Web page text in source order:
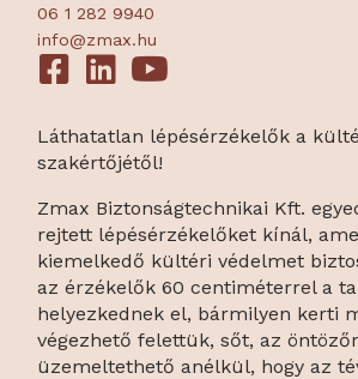
06 1 282 9940
info@zmax.hu
Láthatatlan lépésérzékelők a
szakértőjétől!
Zmax Biztonságtechnikai Kft.
rejtett lépésérzékelőket kínál,
kiemelkedő kültéri védelmet
az érzékelők 60 centiméterrel a
helyezkednek el, bármilyen kerti
végezhető felettük, sőt, az
üzemeltethető anélkül, hogy az